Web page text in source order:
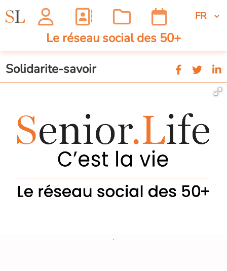
Le réseau social des 50+
Solidarite-savoir